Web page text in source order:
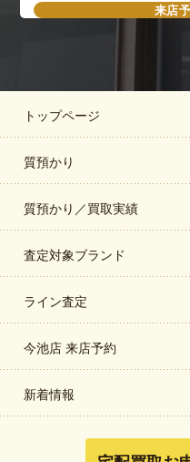
来店
トップページ
質預かり
質預かり／買取実績
査定対象ブランド
ライン査定
今池店 来店予約
新着情報